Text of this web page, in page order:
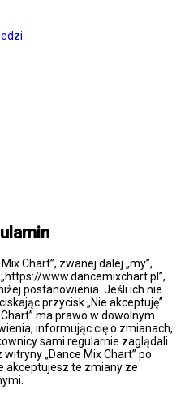
Chart”, zwanej dalej „my”,
„https://www.dancemixchart.pl”,
postanowienia. Jeśli ich nie
przycisk „Nie akceptuję”.
ma prawo w dowolnym
informując cię o zmianach,
sami regularnie zaglądali
„Dance Mix Chart” po
akceptujesz te zmiany ze